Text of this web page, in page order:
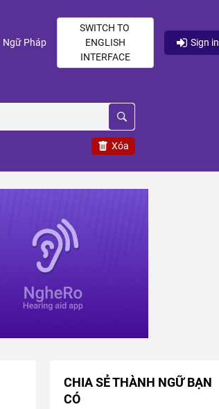
(current)
Ngữ Pháp(current)
SWITCH TO
ENGLISH
INTERFACE
Sign in
Xóa
CHIA SẺ THÀNH NGỮ BẠN
CÓ